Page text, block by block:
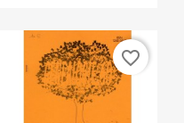
favorite_border